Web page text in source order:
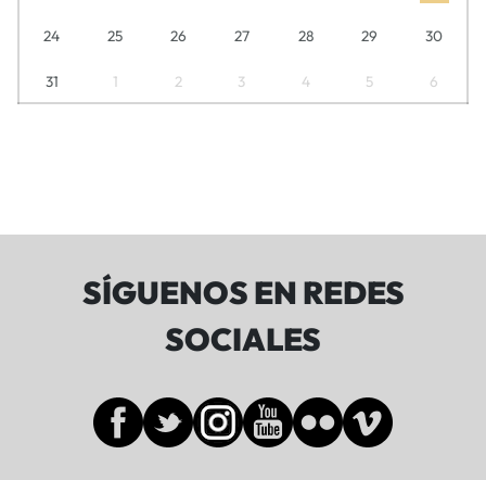
24 25 26 27 28 29 30
31 1 2 3 4 5 6
SÍGUENOS EN REDES
SOCIALES